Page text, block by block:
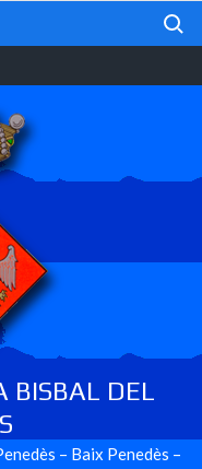
BISBAL DEL
– Baix Penedès –